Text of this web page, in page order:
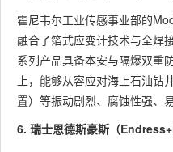
霍尼韦尔工业传感事业部的
融合了箔式应变计技术与全焊
系列产品具备本安与隔爆双重
上，能够从容应对海上石油钻
置）等振动剧烈、腐蚀性强、
6. 瑞士恩德斯豪斯（